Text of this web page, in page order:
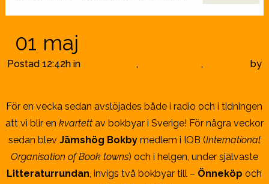
01 maj
Postad 12:42hin , ,
by
För en vecka sedan avslöjades både i radio och i tidningen
att vi blir en kvartettav bokbyar i Sverige! För några veckor
sedan blev Jämshög Bokbymedlem i IOB (International
Organisation of Book towns) och i helgen, under självaste
Litteraturrundan, invigs två bokbyar till – Önneköp och